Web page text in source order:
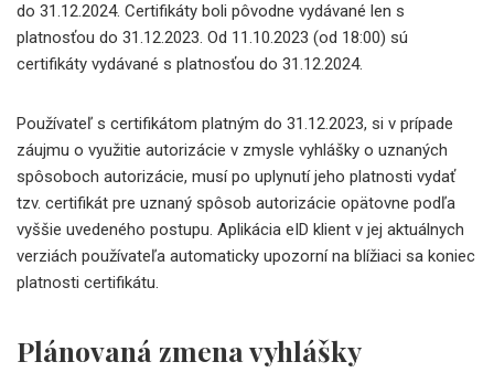
do 31.12.2024. Certifikáty boli pôvodne vydávané len s
platnosťou do 31.12.2023. Od 11.10.2023 (od 18:00) sú
certifikáty vydávané s platnosťou do 31.12.2024.
Používateľ s certifikátom platným do 31.12.2023, si v prípade
záujmu o využitie autorizácie v zmysle vyhlášky o uznaných
spôsoboch autorizácie, musí po uplynutí jeho platnosti vydať
tzv. certifikát pre uznaný spôsob autorizácie opätovne podľa
vyššie uvedeného postupu. Aplikácia eID klient v jej aktuálnych
verziách používateľa automaticky upozorní na blížiaci sa koniec
platnosti certifikátu.
Plánovaná zmena vyhlášky